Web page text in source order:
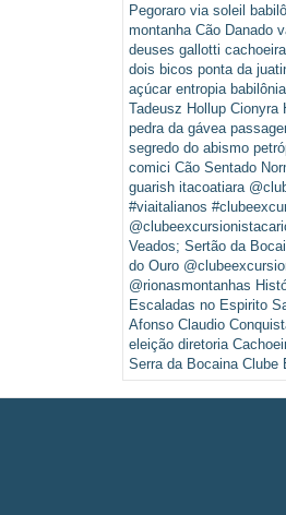
Pegoraro via soleil
montanha Cão Danado
deuses gallotti
dois bicos ponta da
açúcar entropia babilônia
Tadeusz Hollup Cionyra
pedra da gávea
segredo do abismo
comici Cão Sentado
guarish itacoatiara
#viaitalianos
Veados; Sertão da
do Ouro
@rionasmontanhas
Escaladas no Espirito
Afonso Claudio
eleição diretoria
Serra da Bocaina Clube